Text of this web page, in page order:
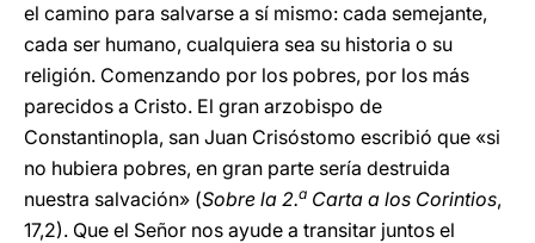
el camino para salvarse a sí mismo: cada semejante,
cada ser humano, cualquiera sea su historia o su
religión. Comenzando por los pobres, por los más
parecidos a Cristo. El gran arzobispo de
Constantinopla, san Juan Crisóstomo escribió que «si
no hubiera pobres, en gran parte sería destruida
nuestra salvación» (Sobre la 2.a Carta a los Corintios,
17,2). Que el Señor nos ayude a transitar juntos el